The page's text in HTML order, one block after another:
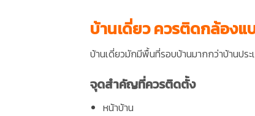
บ้านเดี่ยว ควรติดกล้องแ
บ้านเดี่ยวมักมีพื้นที่รอบบ้านมากกว่าบ้านปร
จุดสำคัญที่ควรติดตั้ง
หน้าบ้าน